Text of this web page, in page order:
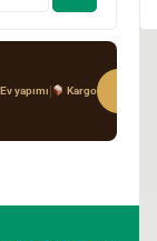
& Ev Yemekleri
· Kimyasal katkı yok ·
Ev yapımı| Kargo